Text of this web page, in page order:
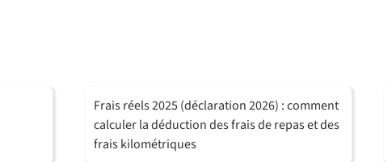
Frais réels 2025 (déclaration 2026) : comment
calculer la déduction des frais de repas et des
frais kilométriques